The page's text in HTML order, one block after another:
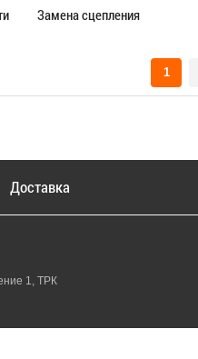
Замена сцепления
1
Доставка
1, ТРК